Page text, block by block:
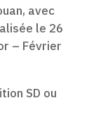
avec
le 26
– Février
SD ou